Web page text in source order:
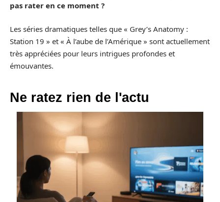
pas rater en ce moment ?
Les séries dramatiques telles que « Grey’s Anatomy :
Station 19 » et « À l’aube de l’Amérique » sont actuellement
très appréciées pour leurs intrigues profondes et
émouvantes.
Ne ratez rien de l'actu